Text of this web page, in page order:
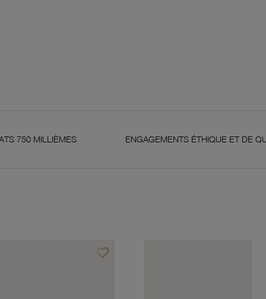
ENGAGEMENTS ÉTHIQUE ET DE QUALITÉ
favorite_borderAjouter à vos favoris